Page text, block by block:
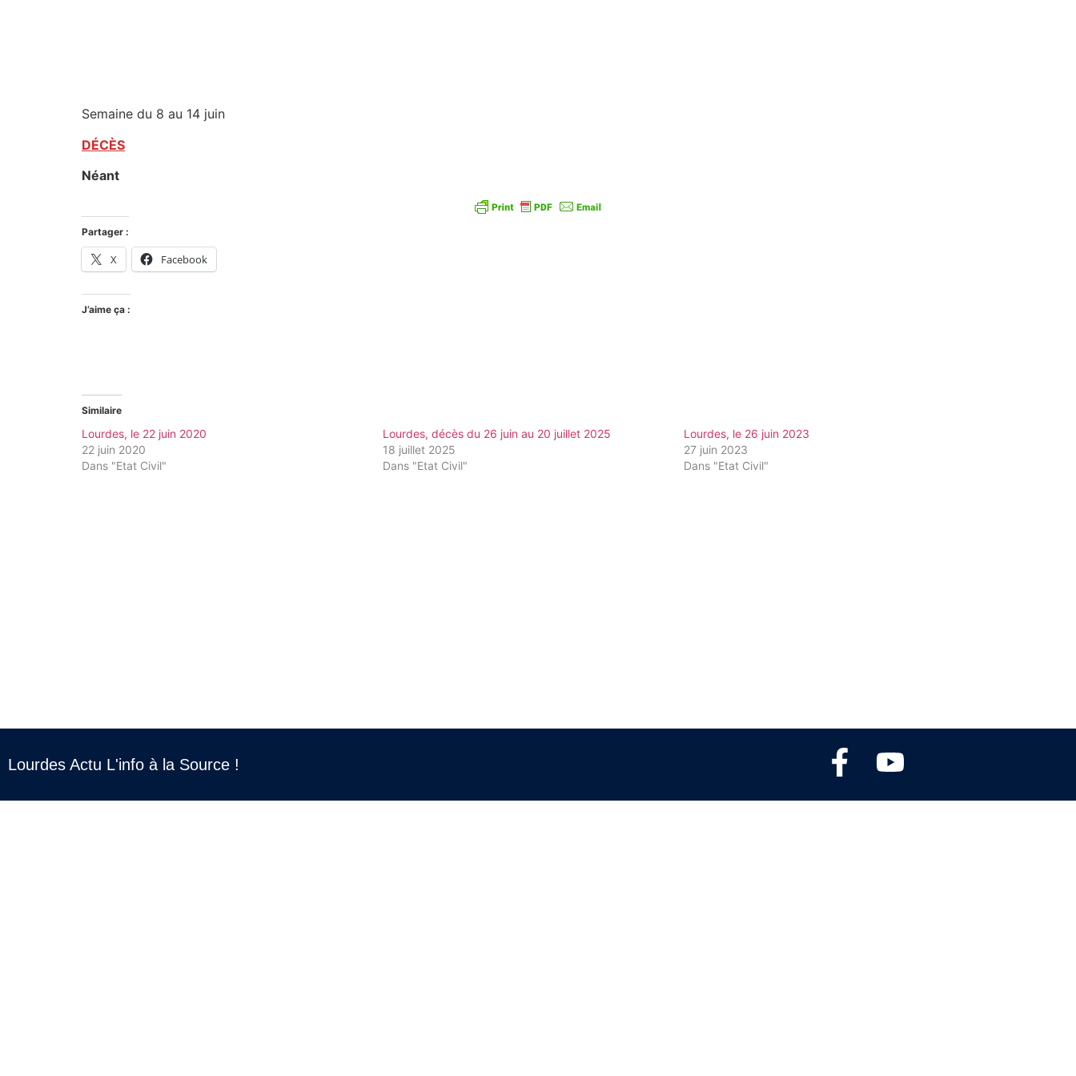
Semaine du 8 au 14 juin
DÉCÈS
Néant
Partager :
X Facebook
J’aime ça :
Similaire
Lourdes, le 22 juin 2020
22 juin 2020
Dans "Etat Civil"
Lourdes, décès du 26 juin au 20 juillet 2025
18 juillet 2025
Dans "Etat Civil"
Lourdes, le 26 juin 2023
27 juin 2023
Dans "Etat Civil"
Lourdes Actu L'info à la Source !